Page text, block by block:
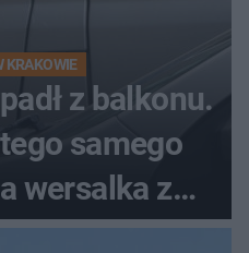
KRAKOWIE
z balkonu.
samego
wersalka z